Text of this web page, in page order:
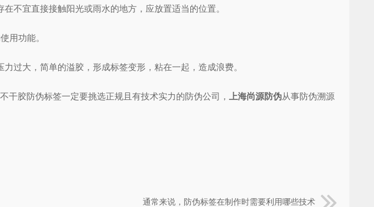
宜直接接触阳光或雨水的地方，应放置适当的位置。
用功能。
大，简单的溢胶，形成标签变形，粘在一起，造成浪费。
胶防伪标签一定要挑选正规且有技术实力的防伪公司， 上海尚源防伪从事防伪溯源
通常来说，防伪标签在制作时需要利用哪些技术